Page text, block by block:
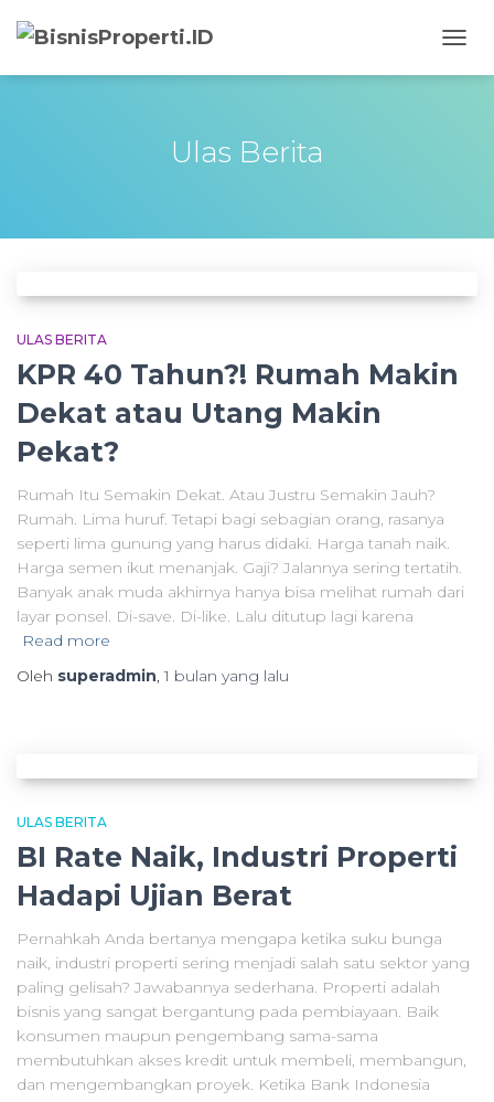
Ulas Berita
ULAS BERITA
KPR 40 Tahun?! Rumah Makin
Dekat atau Utang Makin
Pekat?
Rumah Itu Semakin Dekat. Atau Justru Semakin Jauh?
Rumah. Lima huruf. Tetapi bagi sebagian orang, rasanya
seperti lima gunung yang harus didaki. Harga tanah naik.
Harga semen ikut menanjak. Gaji? Jalannya sering tertatih.
Banyak anak muda akhirnya hanya bisa melihat rumah dari
layar ponsel. Di-save. Di-like. Lalu ditutup lagi karena
Read more
Oleh superadmin,1 bulan yang lalu
ULAS BERITA
BI Rate Naik, Industri Properti
Hadapi Ujian Berat
Pernahkah Anda bertanya mengapa ketika suku bunga
naik, industri properti sering menjadi salah satu sektor yang
paling gelisah? Jawabannya sederhana. Properti adalah
bisnis yang sangat bergantung pada pembiayaan. Baik
konsumen maupun pengembang sama-sama
membutuhkan akses kredit untuk membeli, membangun,
dan mengembangkan proyek. Ketika Bank Indonesia